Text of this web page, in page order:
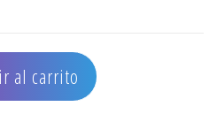
ARCO IRIS CON ESPEJO
al carrito